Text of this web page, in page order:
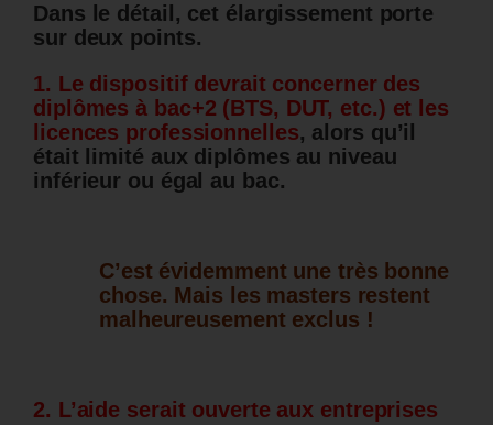
Dans le détail, cet élargissement porte
sur deux points.
1. Le dispositif devrait concerner des
diplômes à bac+2 (BTS, DUT, etc.) et les
licences professionnelles, alors qu’il
était limité aux diplômes au niveau
inférieur ou égal au bac.
C’est évidemment une très bonne
chose. Mais les masters restent
malheureusement exclus !
2. L’aide serait ouverte aux entreprises